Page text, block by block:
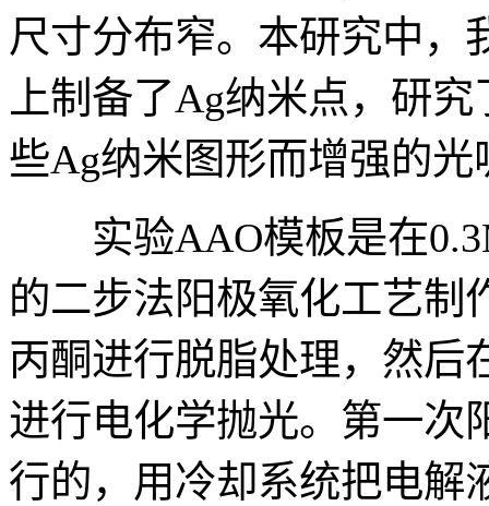
尺寸分布窄。本研究中，
上制备了Ag纳米点，研
些Ag纳米图形而增强的光
实验AAO模板是在
的二步法阳极氧化工艺制
丙酮进行脱脂处理，然后
进行电化学抛光。第一次
行的，用冷却系统把电